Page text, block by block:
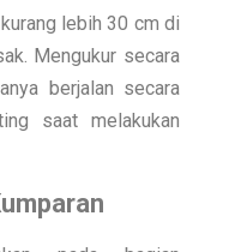
lebih 30 cm di
Mengukur secara
berjalan secara
saat melakukan